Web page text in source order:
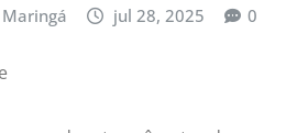
jul 28, 2025 0